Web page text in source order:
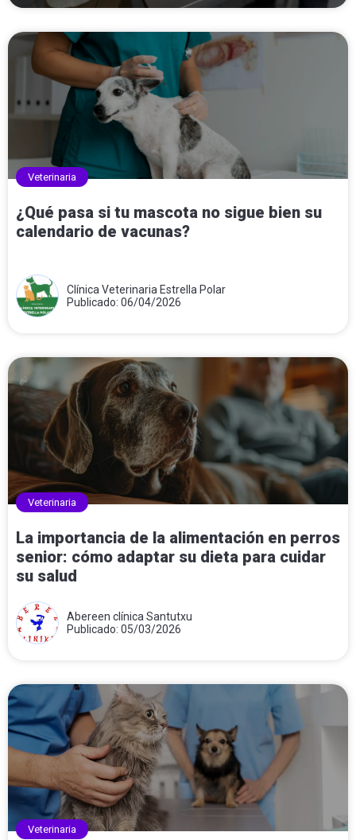
Veterinaria
¿Qué pasa si tu mascota no sigue bien su
calendario de vacunas?
Clínica Veterinaria Estrella Polar
Publicado: 06/04/2026
Veterinaria
La importancia de la alimentación en perros
senior: cómo adaptar su dieta para cuidar
su salud
Abereen clínica Santutxu
Publicado: 05/03/2026
Veterinaria